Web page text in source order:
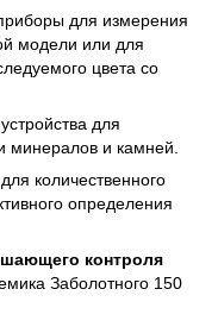
для измерения
модели или для
цвета со
для
минералов и камней.
количественного
определения
контроля
Заболотного 150